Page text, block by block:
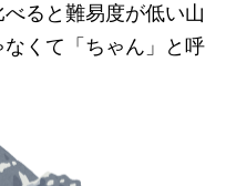
ると難易度が低い山
くて「ちゃん」と呼